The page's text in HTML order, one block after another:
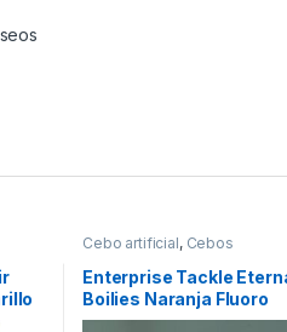
Cebo artificial, Cebos
Enterprise Tackle
Boilies Naranja Fluoro
15mm